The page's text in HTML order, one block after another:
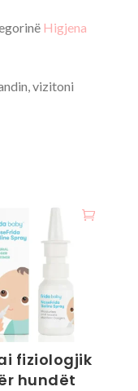
Higjena
vizitoni
fiziologjik
hundët